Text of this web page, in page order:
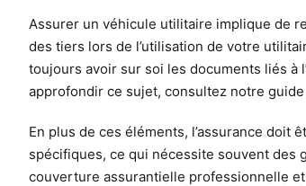
Assurer un véhicule utilitaire implique de
des tiers lors de l’utilisation de votre
toujours avoir sur soi les documents liés à
approfondir ce sujet, consultez notre
En plus de ces éléments, l’assurance
spécifiques, ce qui nécessite souvent des
couverture assurantielle professionnelle